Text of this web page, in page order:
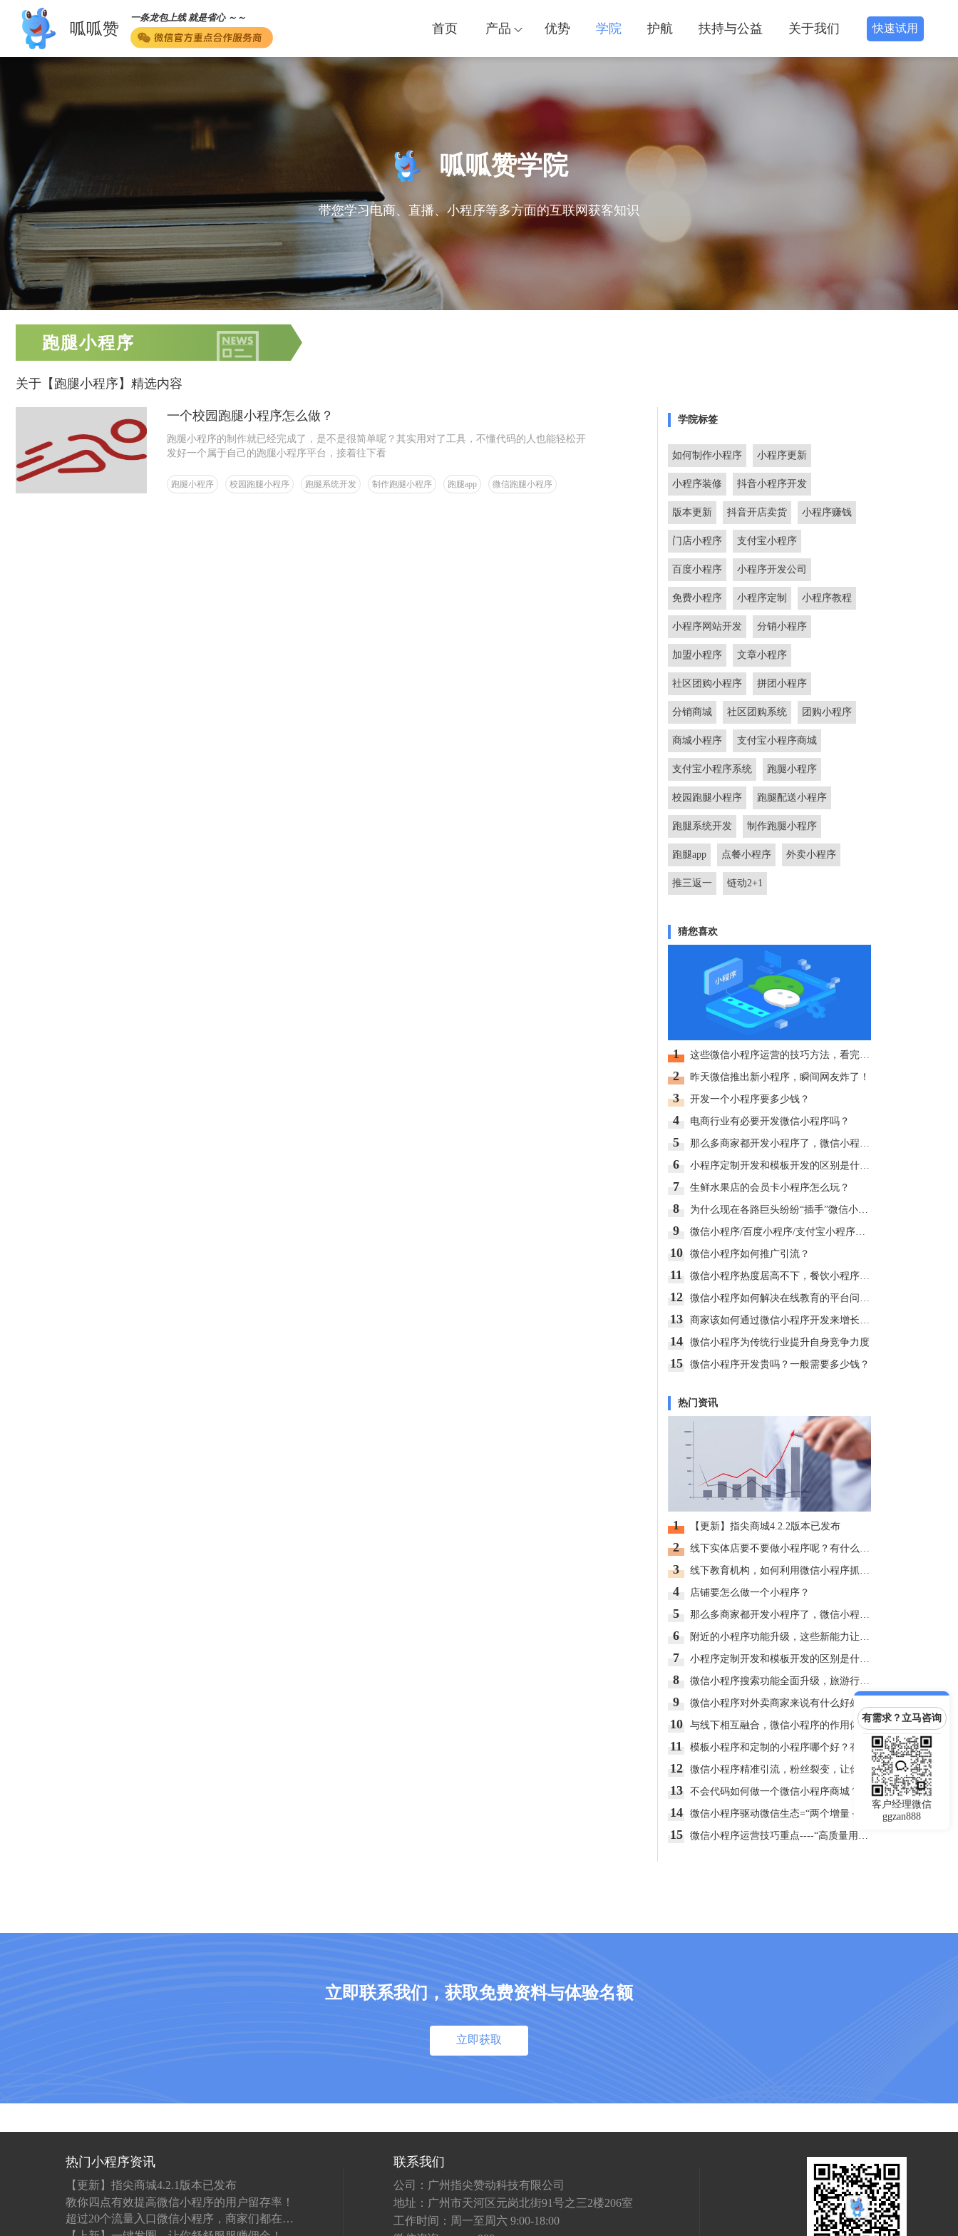
呱呱赞
一条龙包上线 就是省心 ～～
首页 产品 优势 学院 护航 扶持与公益 关于我们 快速试用
呱呱赞学院
带您学习电商、直播、小程序等多方面的互联网获客知识
跑腿小程序
关于【跑腿小程序】精选内容
一个校园跑腿小程序怎么做？
跑腿小程序的制作就已经完成了，是不是很简单呢？其实用对了工具，不懂代码的人也能轻松开
发好一个属于自己的跑腿小程序平台，接着往下看
跑腿小程序 校园跑腿小程序 跑腿系统开发 制作跑腿小程序 跑腿app 微信跑腿小程序
学院标签
如何制作小程序 小程序更新
小程序装修 抖音小程序开发
版本更新 抖音开店卖货 小程序赚钱
门店小程序 支付宝小程序
百度小程序 小程序开发公司
免费小程序 小程序定制 小程序教程
小程序网站开发 分销小程序
加盟小程序 文章小程序
社区团购小程序 拼团小程序
分销商城 社区团购系统 团购小程序
商城小程序 支付宝小程序商城
支付宝小程序系统 跑腿小程序
校园跑腿小程序 跑腿配送小程序
跑腿系统开发 制作跑腿小程序
跑腿app 点餐小程序 外卖小程序
推三返一 链动2+1
猜您喜欢
1
2 昨天微信推出新小程序，瞬间网友炸了！
3 开发一个小程序要多少钱？
4 电商行业有必要开发微信小程序吗？
5
6
7 生鲜水果店的会员卡小程序怎么玩？
8
9
10 微信小程序如何推广引流？
11
12
13
14 微信小程序为传统行业提升自身竞争力度
15 微信小程序开发贵吗？一般需要多少钱？
热门资讯
1 【更新】指尖商城4.2.2版本已发布
2
3
4 店铺要怎么做一个小程序？
5
6
7
8
9 微信小程序对外卖商家来说有什么好处？
10 与线下相互融合，微信小程序的作用体现在哪？
11
12
13 不会代码如何做一个微信小程序商城？
14
15
立即联系我们，获取免费资料与体验名额
立即获取
有需求？立马咨询
客户经理微信
ggzan888
热门小程序资讯
【更新】指尖商城4.2.1版本已发布
教你四点有效提高微信小程序的用户留存率！
超过20个流量入口微信小程序，商家们都在抢先入驻！
联系我们
公司：广州指尖赞动科技有限公司
地址：广州市天河区元岗北街91号之三2楼206室
工作时间：周一至周六 9:00-18:00